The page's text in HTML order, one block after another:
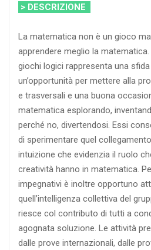
> DESCRIZIONE
La matematica non è un gioco
apprendere meglio la
giochi logici rappresenta una
un’opportunità per mettere alla
e trasversali e una buona
matematica esplorando,
perché no, divertendosi. Essi
di sperimentare quel
intuizione che evidenzia il ruolo
creatività hanno in matematica.
impegnativi è inoltre opportuno
quell’intelligenza collettiva del
riesce col contributo di tutti a
agognata soluzione. Le attività
dalle prove internazionali, dalle